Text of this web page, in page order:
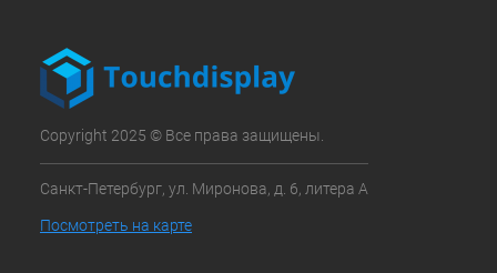
Copyright 2025 © Все права защищены.
Санкт-Петербург, ул. Миронова, д. 6, литера А
Посмотреть на карте